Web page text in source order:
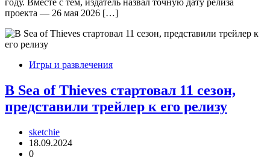
году. Вместе с тем, издатель назвал точную дату релиза
проекта — 26 мая 2026 […]
Игры и развлечения
В Sea of Thieves стартовал 11 сезон,
представили трейлер к его релизу
sketchie
18.09.2024
0